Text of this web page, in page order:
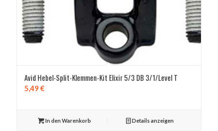
Avid Hebel-Split-Klemmen-Kit Elixir 5/3 DB 3/1/Level T
5,49 €
In den Warenkorb Details anzeigen